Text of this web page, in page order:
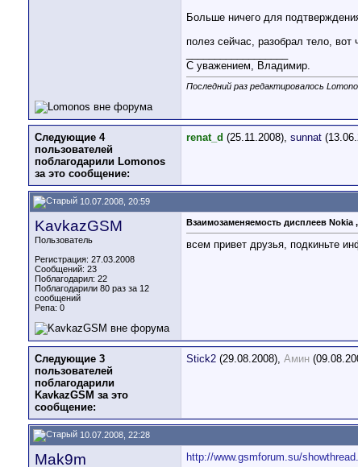
Больше ничего для
полез сейчас, разобрал тело, вот
С уважением, Владимир.
Последний раз редактировалось
Следующие 4
пользователей
поблагодарили Lomonos
за это сообщение:
renat_d (25.11.2008), sunnat
10.07.2008, 20:59
KavkazGSM
Пользователь
Регистрация: 27.03.2008
Сообщений: 23
Поблагодарил: 22
Поблагодарили 80 раз за 12
сообщений
Репа: 0
Взаимозаменяемость дисплеев
всем привет друзья, подкиньте
Следующие 3
пользователей
поблагодарили
KavkazGSM за это
сообщение:
Stick2 (29.08.2008), Амин
10.07.2008, 22:28
Mak9m http://www.gsmforum.su/